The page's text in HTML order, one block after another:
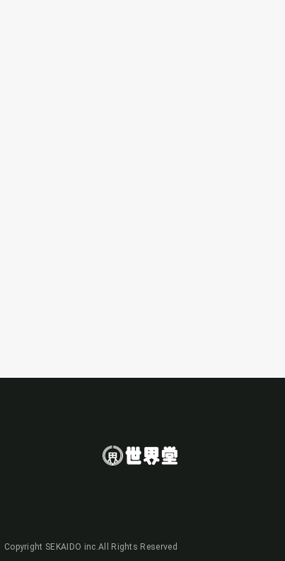
Copyright SEKAIDO inc.All Rights Reserved